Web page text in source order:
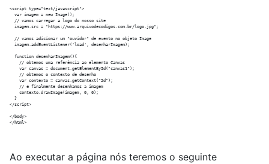
<script type="text/javascript">
  var imagem = new Image();
  // vamos carregar a logo do nosso site
  imagem.src = "https://www.arquivodecodigos.com.br/logo.jpg";
  // vamos adicionar um "ouvidor" de evento no objeto Image
  imagem.addEventListener('load', desenharImagem);
  function desenharImagem(){
    // obtemos uma referência ao elemento Canvas
    var canvas = document.getElementById("canvas1");
    // obtemos o contexto de desenho
    var contexto = canvas.getContext("2d");
    // e finalmente desenhamos a imagem
    contexto.drawImage(imagem, 0, 0);
  }
</script>
</body>
Ao executar a página nós teremos o seguinte